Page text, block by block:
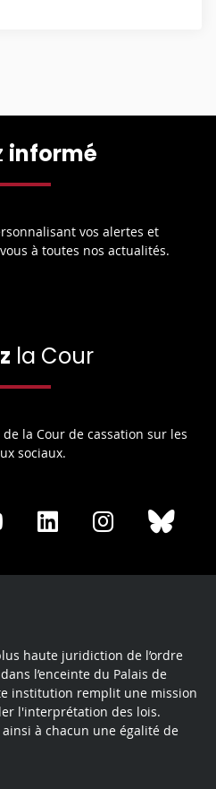
informé
vos alertes et
à toutes nos actualités.
la Cour
la Cour de cassation sur les
sociaux.
Share
Youtube
Share
LinkedIn
Share
Instagram
haute juridiction de l’ordre
l’enceinte du Palais de
institution remplit une mission
l'interprétation des lois.
à chacun une égalité de